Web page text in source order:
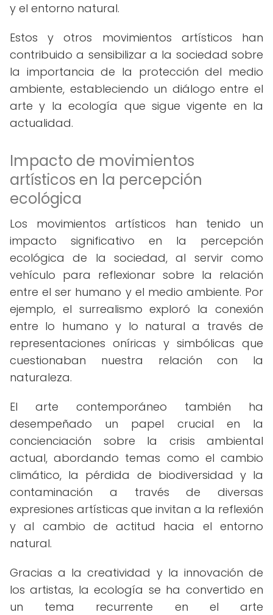
y el entorno natural.
Estos y otros movimientos artísticos han
contribuido a sensibilizar a la sociedad sobre
la importancia de la protección del medio
ambiente, estableciendo un diálogo entre el
arte y la ecología que sigue vigente en la
actualidad.
Impacto de movimientos
artísticos en la percepción
ecológica
Los movimientos artísticos han tenido un
impacto significativo en la percepción
ecológica de la sociedad, al servir como
vehículo para reflexionar sobre la relación
entre el ser humano y el medio ambiente. Por
ejemplo, el surrealismo exploró la conexión
entre lo humano y lo natural a través de
representaciones oníricas y simbólicas que
cuestionaban nuestra relación con la
naturaleza.
El arte contemporáneo también ha
desempeñado un papel crucial en la
concienciación sobre la crisis ambiental
actual, abordando temas como el cambio
climático, la pérdida de biodiversidad y la
contaminación a través de diversas
expresiones artísticas que invitan a la reflexión
y al cambio de actitud hacia el entorno
natural.
Gracias a la creatividad y la innovación de
los artistas, la ecología se ha convertido en
un tema recurrente en el arte